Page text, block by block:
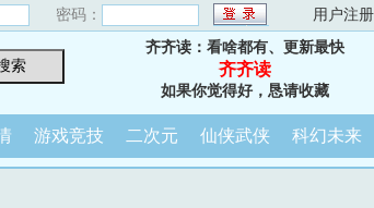
密码： 用户注册
齐齐读：看啥都有、更新最快
齐齐读
如果你觉得好，恳请收藏
游戏竞技 二次元 仙侠武侠 科幻未来